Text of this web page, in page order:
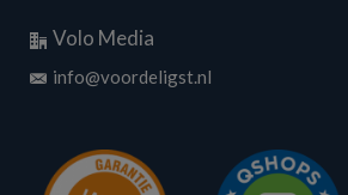
Volo Media
info@voordeligst.nl